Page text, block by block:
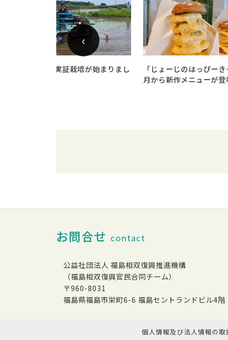
双葉町の水稲実証栽培が始まりまし
「じょーじのはっぴー
月から新作メニューが登
‹
お問合せ contact
公益社団法人 福島相双復興推進機構
（福島相双復興官民合同チーム）
〒960-8031
福島県福島市栄町6-6 福島セントランドビル4階
個人情報及び法人情報の取